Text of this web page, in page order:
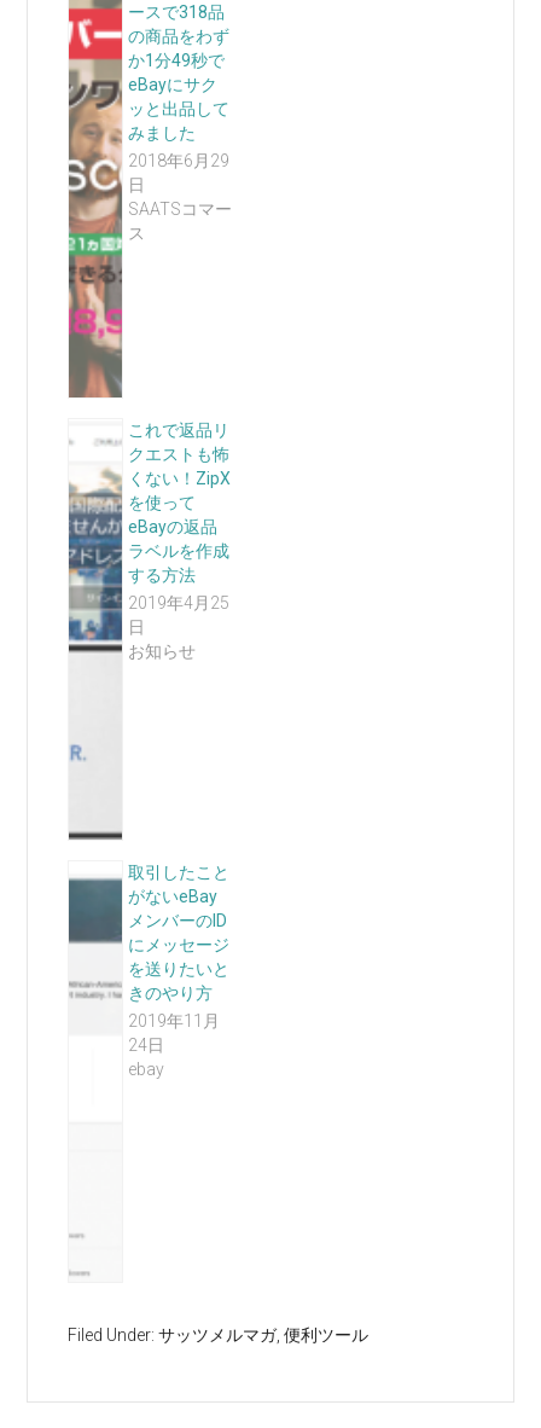
ースで318品
の商品をわず
か1分49秒で
eBayにサク
ッと出品して
みました
2018年6月29
日
SAATSコマー
ス
これで返品リ
クエストも怖
くない！ZipX
を使って
eBayの返品
ラベルを作成
する方法
2019年4月25
日
お知らせ
取引したこと
がないeBay
メンバーのID
にメッセージ
を送りたいと
きのやり方
2019年11月
24日
ebay
Filed Under:サッツメルマガ,便利ツール